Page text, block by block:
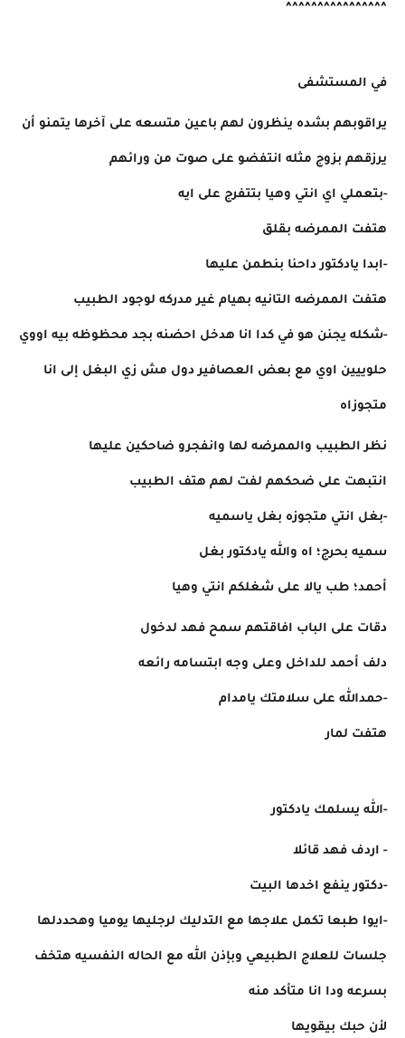
^^^^^^^^^^^^^^^^
في المستشفى
يراقوبهم بشده ينظرون لهم باعين متسعه على آخرها يتمنو أن
يرزقهم بزوج مثله انتفضو على صوت من ورائهم
-بتعملي اي انتي وهيا بتتفرج على ايه
هتفت الممرضه بقلق
-ابدا يادكتور داحنا بنطمن عليها
هتفت الممرضه التانيه بهيام غير مدركه لوجود الطبيب
-شكله يجنن هو في كدا انا هدخل احضنه بجد محظوظه بيه اووي
حلوييين اوي مع بعض العصافير دول مش زي البغل إلى انا
متجوزاه
نظر الطبيب والممرضه لها وانفجرو ضاحكين عليها
انتبهت على ضحكهم لفت لهم هتف الطبيب
-بغل انتي متجوزه بغل ياسميه
سميه بحرج؛ اه والله يادكتور بغل
أحمد؛ طب يالا على شغلكم انتي وهيا
دقات على الباب افاقتهم سمح فهد لدخول
دلف أحمد للداخل وعلى وجه ابتسامه رائعه
-حمدالله على سلامتك يامدام
هتفت لمار
-الله يسلمك يادكتور
- اردف فهد قائلا
-دكتور ينفع اخدها البيت
-ايوا طبعا تكمل علاجها مع التدليك لرجليها يوميا وهحددلها
جلسات للعلاج الطبيعي وبإذن الله مع الحاله النفسيه هتخف
بسرعه ودا انا متأكد منه
لأن حبك بيقويها